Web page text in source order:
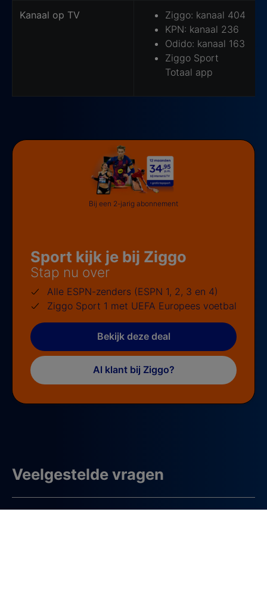
Kanaal op TV
Ziggo: kanaal 404
KPN: kanaal 236
Odido: kanaal 163
Ziggo Sport
Totaal app
Sport kijk je bij Ziggo
Stap nu over
Alle ESPN-zenders (ESPN 1, 2, 3 en 4)
Ziggo Sport 1 met UEFA Europees voetbal
Bekijk deze deal
Al klant bij Ziggo?
Bij een 2-jarig abonnement
Veelgestelde vragen